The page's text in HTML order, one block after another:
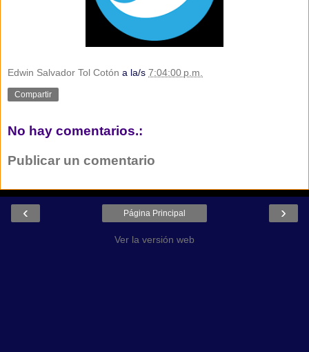
Edwin Salvador Tol Cotón a la/s 7:04:00 p.m.
Compartir
No hay comentarios.:
Publicar un comentario
‹ ›
Página Principal
Ver la versión web